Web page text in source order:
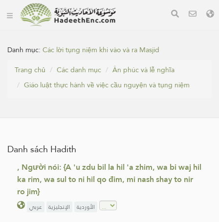
Danh mục:Các lời tụng niệm khi vào và ra Masjid
Trang chủ
Các danh mục
Ân phúc và lễ nghĩa
Giáo luật thực hành về việc cầu nguyện và tụng niệm
Danh sách Hadith
, Người nói: {A 'u zdu bil la hil 'a zhim, wa bi waj hil
ka rim, wa sul to ni hil qo đim, mi nash shay to nir
ro jim}
عربي الإنجليزية الأوردية